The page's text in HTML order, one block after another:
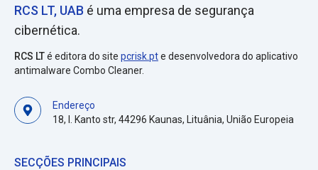
RCS LT, UAB é uma empresa de segurança
cibernética.
RCS LTé editora do site pcrisk.pte desenvolvedora do aplicativo
antimalware Combo Cleaner.
Endereço
18, I. Kanto str, 44296 Kaunas, Lituânia, União Europeia
SECÇÕES PRINCIPAIS